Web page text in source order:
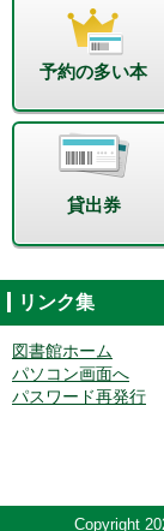
予約の多い本
貸出券
リンク集
図書館ホーム
パソコン画面へ
パスワード再発行
Copyright